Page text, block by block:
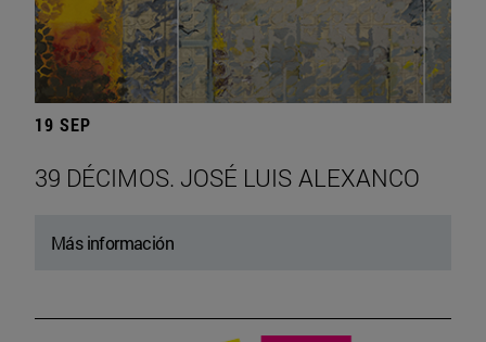
19 SEP
39 DÉCIMOS. JOSÉ LUIS ALEXANCO
Más información